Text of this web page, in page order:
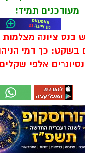
מעודכנים תמיד!
בנס ציונה מצלמות
כך דמי
אלפי שקלים